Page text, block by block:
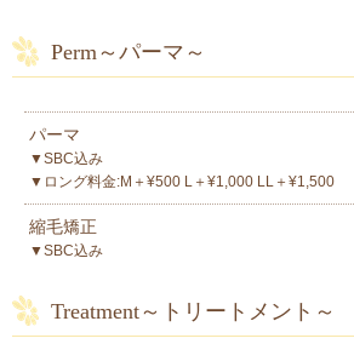
Perm～パーマ～
パーマ
▼SBC込み
▼ロング料金:M＋¥500 L＋¥1,000 LL＋¥1,500
縮毛矯正
▼SBC込み
Treatment～トリートメント～